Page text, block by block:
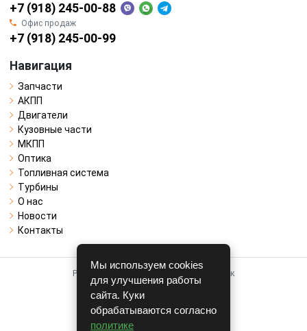
+7 (918) 245-00-88
Офис продаж
+7 (918) 245-00-99
Навигация
Запчасти
АКПП
Двигатели
Кузовные части
МКПП
Оптика
Топливная система
Турбины
О нас
Новости
Контакты
Работает на системе для авторазборок
CARRO.БИЗНЕС
Полная версия
Мы используем cookies
для улучшения работы
сайта. Куки
обрабатываются согласно
политике